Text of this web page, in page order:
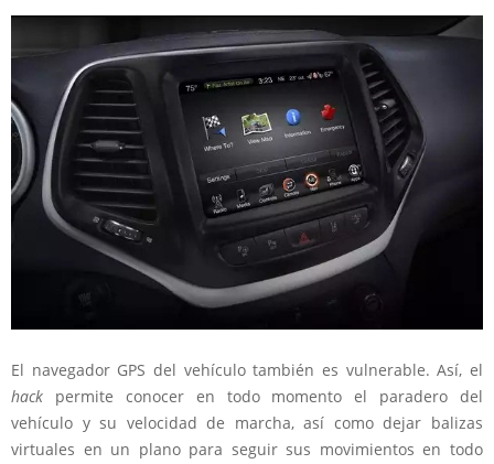
El navegador GPS del vehículo también es vulnerable. Así, el
hack permite conocer en todo momento el paradero del
vehículo y su velocidad de marcha, así como dejar balizas
virtuales en un plano para seguir sus movimientos en todo